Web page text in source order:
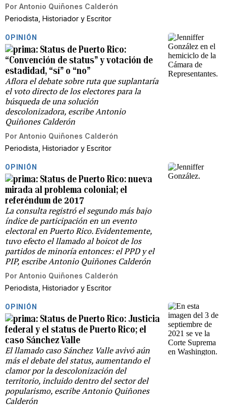
Por Antonio Quiñones Calderón
Periodista, Historiador y Escritor
OPINIÓN
Status de Puerto Rico:
“Convención de status” y votación de
estadidad, “sí” o “no”
Aflora el debate sobre ruta que suplantaría
el voto directo de los electores para la
búsqueda de una solución
descolonizadora, escribe Antonio
Quiñones Calderón
Por Antonio Quiñones Calderón
Periodista, Historiador y Escritor
OPINIÓN
Status de Puerto Rico: nueva
mirada al problema colonial; el
referéndum de 2017
La consulta registró el segundo más bajo
índice de participación en un evento
electoral en Puerto Rico. Evidentemente,
tuvo efecto el llamado al boicot de los
partidos de minoría entonces: el PPD y el
PIP, escribe Antonio Quiñones Calderón
Por Antonio Quiñones Calderón
Periodista, Historiador y Escritor
OPINIÓN
Status de Puerto Rico: Justicia
federal y el status de Puerto Rico; el
caso Sánchez Valle
El llamado caso Sánchez Valle avivó aún
más el debate del status, aumentando el
clamor por la descolonización del
territorio, incluido dentro del sector del
popularismo, escribe Antonio Quiñones
Calderón